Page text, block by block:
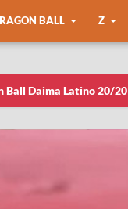
BALL Z
Ball Daima Latino 20/20